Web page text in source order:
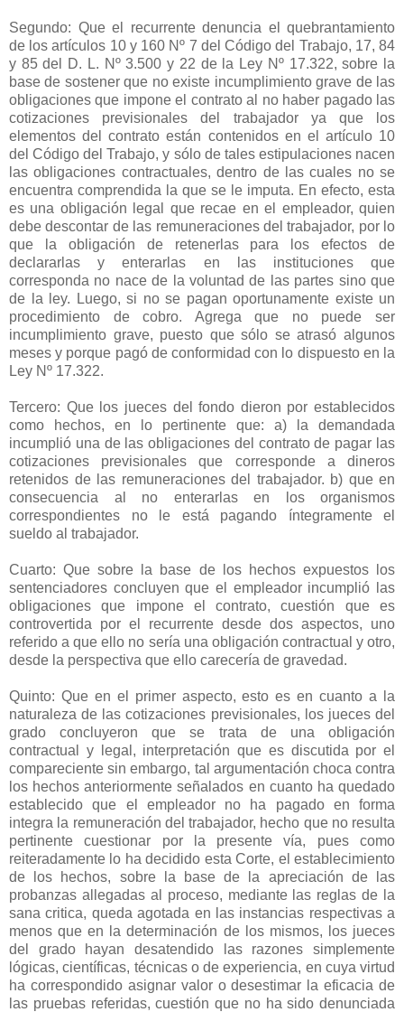
Segundo: Que el recurrente denuncia el quebrantamiento
de los artículos 10 y 160 Nº 7 del Código del Trabajo, 17, 84
y 85 del D. L. Nº 3.500 y 22 de la Ley Nº 17.322, sobre la
base de sostener que no existe incumplimiento grave de las
obligaciones que impone el contrato al no haber pagado las
cotizaciones previsionales del trabajador ya que los
elementos del contrato están contenidos en el artículo 10
del Código del Trabajo, y sólo de tales estipulaciones nacen
las obligaciones contractuales, dentro de las cuales no se
encuentra comprendida la que se le imputa. En efecto, esta
es una obligación legal que recae en el empleador, quien
debe descontar de las remuneraciones del trabajador, por lo
que la obligación de retenerlas para los efectos de
declararlas y enterarlas en las instituciones que
corresponda no nace de la voluntad de las partes sino que
de la ley. Luego, si no se pagan oportunamente existe un
procedimiento de cobro. Agrega que no puede ser
incumplimiento grave, puesto que sólo se atrasó algunos
meses y porque pagó de conformidad con lo dispuesto en la
Ley Nº 17.322.
Tercero: Que los jueces del fondo dieron por establecidos
como hechos, en lo pertinente que: a) la demandada
incumplió una de las obligaciones del contrato de pagar las
cotizaciones previsionales que corresponde a dineros
retenidos de las remuneraciones del trabajador. b) que en
consecuencia al no enterarlas en los organismos
correspondientes no le está pagando íntegramente el
sueldo al trabajador.
Cuarto: Que sobre la base de los hechos expuestos los
sentenciadores concluyen que el empleador incumplió las
obligaciones que impone el contrato, cuestión que es
controvertida por el recurrente desde dos aspectos, uno
referido a que ello no sería una obligación contractual y otro,
desde la perspectiva que ello carecería de gravedad.
Quinto: Que en el primer aspecto, esto es en cuanto a la
naturaleza de las cotizaciones previsionales, los jueces del
grado concluyeron que se trata de una obligación
contractual y legal, interpretación que es discutida por el
compareciente sin embargo, tal argumentación choca contra
los hechos anteriormente señalados en cuanto ha quedado
establecido que el empleador no ha pagado en forma
integra la remuneración del trabajador, hecho que no resulta
pertinente cuestionar por la presente vía, pues como
reiteradamente lo ha decidido esta Corte, el establecimiento
de los hechos, sobre la base de la apreciación de las
probanzas allegadas al proceso, mediante las reglas de la
sana critica, queda agotada en las instancias respectivas a
menos que en la determinación de los mismos, los jueces
del grado hayan desatendido las razones simplemente
lógicas, científicas, técnicas o de experiencia, en cuya virtud
ha correspondido asignar valor o desestimar la eficacia de
las pruebas referidas, cuestión que no ha sido denunciada